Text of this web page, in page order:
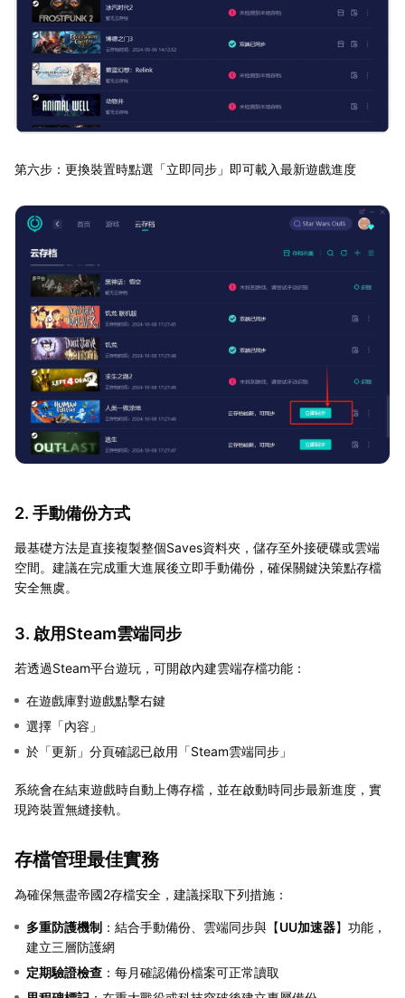
第六步：更換裝置時點選「立即同步」即可載入最新遊戲進度
2. 手動備份方式
最基礎方法是直接複製整個Saves資料夾，儲存至外接硬碟或雲端
空間。建議在完成重大進展後立即手動備份，確保關鍵決策點存檔
安全無虞。
3. 啟用Steam雲端同步
若透過Steam平台遊玩，可開啟內建雲端存檔功能：
在遊戲庫對遊戲點擊右鍵
選擇「內容」
於「更新」分頁確認已啟用「Steam雲端同步」
系統會在結束遊戲時自動上傳存檔，並在啟動時同步最新進度，實
現跨裝置無縫接軌。
存檔管理最佳實務
為確保無盡帝國2存檔安全，建議採取下列措施：
多重防護機制 ：結合手動備份、雲端同步與【UU加速器】功能，
建立三層防護網
定期驗證檢查 ：每月確認備份檔案可正常讀取